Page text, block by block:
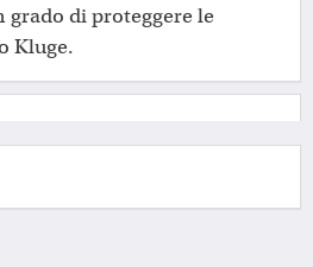
grado di proteggere le
Kluge.